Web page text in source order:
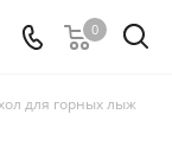
0
для горных лыж